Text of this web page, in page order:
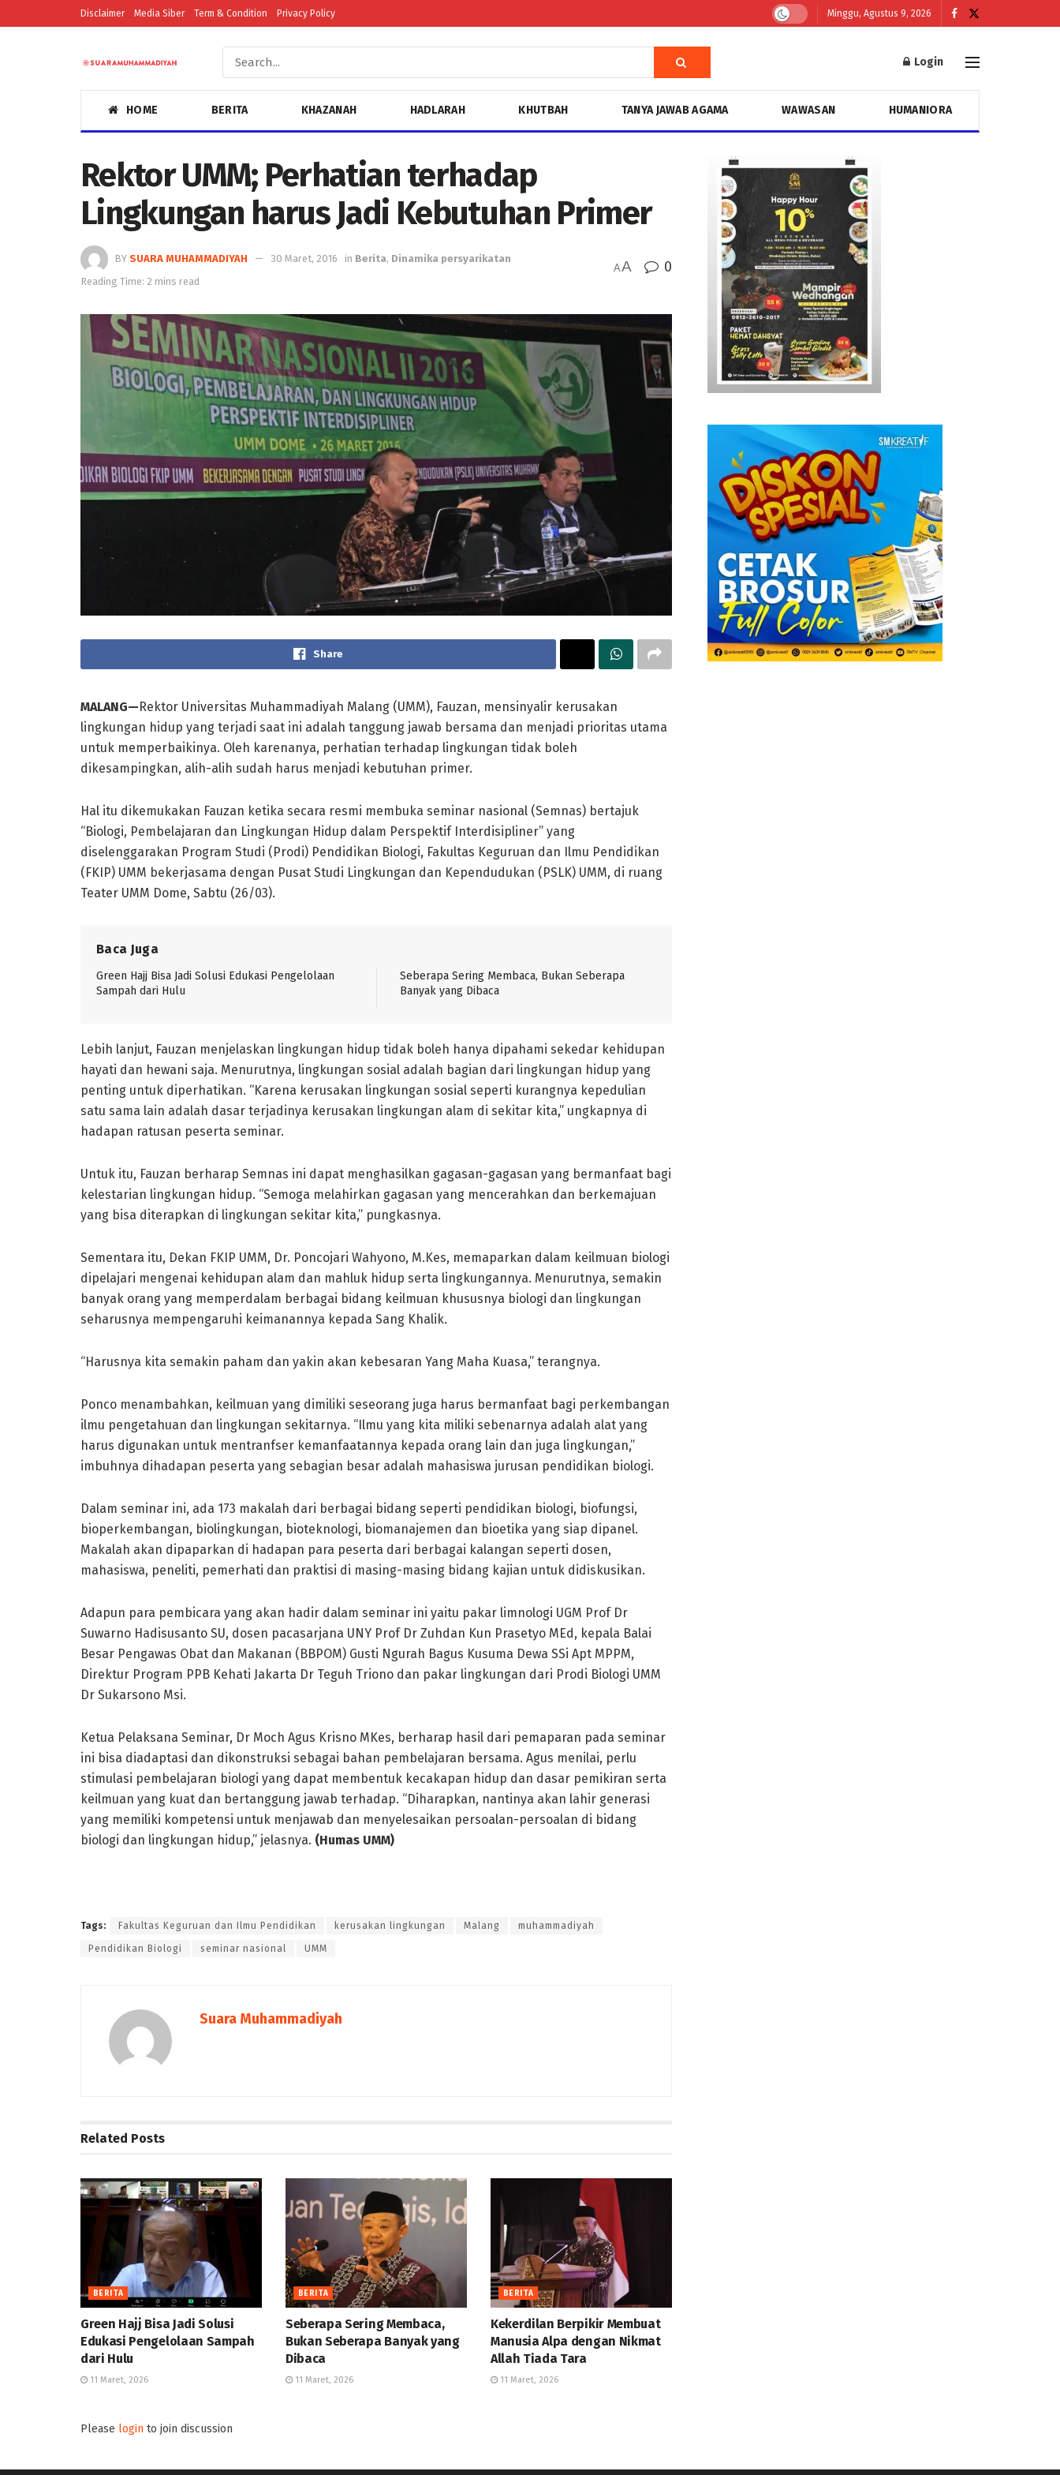
Disclaimer Media Siber Term & Condition Privacy Policy Minggu, Agustus 9, 2026
Login
HOME BERITA KHAZANAH HADLARAH KHUTBAH TANYA JAWAB AGAMA WAWASAN HUMANIORA
Rektor UMM; Perhatian terhadap
Lingkungan harus Jadi Kebutuhan Primer
BY SUARA MUHAMMADIYAH 30 Maret, 2016 in Berita, Dinamika persyarikatan
Reading Time: 2 mins read
AA 0
Share
MALANG—Rektor Universitas Muhammadiyah Malang (UMM), Fauzan, mensinyalir kerusakan
lingkungan hidup yang terjadi saat ini adalah tanggung jawab bersama dan menjadi prioritas utama
untuk memperbaikinya. Oleh karenanya, perhatian terhadap lingkungan tidak boleh
dikesampingkan, alih-alih sudah harus menjadi kebutuhan primer.
Hal itu dikemukakan Fauzan ketika secara resmi membuka seminar nasional (Semnas) bertajuk
“Biologi, Pembelajaran dan Lingkungan Hidup dalam Perspektif Interdisipliner” yang
diselenggarakan Program Studi (Prodi) Pendidikan Biologi, Fakultas Keguruan dan Ilmu Pendidikan
(FKIP) UMM bekerjasama dengan Pusat Studi Lingkungan dan Kependudukan (PSLK) UMM, di ruang
Teater UMM Dome, Sabtu (26/03).
Baca Juga
Green Hajj Bisa Jadi Solusi Edukasi Pengelolaan
Sampah dari Hulu
Seberapa Sering Membaca, Bukan Seberapa
Banyak yang Dibaca
Lebih lanjut, Fauzan menjelaskan lingkungan hidup tidak boleh hanya dipahami sekedar kehidupan
hayati dan hewani saja. Menurutnya, lingkungan sosial adalah bagian dari lingkungan hidup yang
penting untuk diperhatikan. “Karena kerusakan lingkungan sosial seperti kurangnya kepedulian
satu sama lain adalah dasar terjadinya kerusakan lingkungan alam di sekitar kita,” ungkapnya di
hadapan ratusan peserta seminar.
Untuk itu, Fauzan berharap Semnas ini dapat menghasilkan gagasan-gagasan yang bermanfaat bagi
kelestarian lingkungan hidup. “Semoga melahirkan gagasan yang mencerahkan dan berkemajuan
yang bisa diterapkan di lingkungan sekitar kita,” pungkasnya.
Sementara itu, Dekan FKIP UMM, Dr. Poncojari Wahyono, M.Kes, memaparkan dalam keilmuan biologi
dipelajari mengenai kehidupan alam dan mahluk hidup serta lingkungannya. Menurutnya, semakin
banyak orang yang memperdalam berbagai bidang keilmuan khususnya biologi dan lingkungan
seharusnya mempengaruhi keimanannya kepada Sang Khalik.
“Harusnya kita semakin paham dan yakin akan kebesaran Yang Maha Kuasa,” terangnya.
Ponco menambahkan, keilmuan yang dimiliki seseorang juga harus bermanfaat bagi perkembangan
ilmu pengetahuan dan lingkungan sekitarnya. “Ilmu yang kita miliki sebenarnya adalah alat yang
harus digunakan untuk mentranfser kemanfaatannya kepada orang lain dan juga lingkungan,”
imbuhnya dihadapan peserta yang sebagian besar adalah mahasiswa jurusan pendidikan biologi.
Dalam seminar ini, ada 173 makalah dari berbagai bidang seperti pendidikan biologi, biofungsi,
bioperkembangan, biolingkungan, bioteknologi, biomanajemen dan bioetika yang siap dipanel.
Makalah akan dipaparkan di hadapan para peserta dari berbagai kalangan seperti dosen,
mahasiswa, peneliti, pemerhati dan praktisi di masing-masing bidang kajian untuk didiskusikan.
Adapun para pembicara yang akan hadir dalam seminar ini yaitu pakar limnologi UGM Prof Dr
Suwarno Hadisusanto SU, dosen pacasarjana UNY Prof Dr Zuhdan Kun Prasetyo MEd, kepala Balai
Besar Pengawas Obat dan Makanan (BBPOM) Gusti Ngurah Bagus Kusuma Dewa SSi Apt MPPM,
Direktur Program PPB Kehati Jakarta Dr Teguh Triono dan pakar lingkungan dari Prodi Biologi UMM
Dr Sukarsono Msi.
Ketua Pelaksana Seminar, Dr Moch Agus Krisno MKes, berharap hasil dari pemaparan pada seminar
ini bisa diadaptasi dan dikonstruksi sebagai bahan pembelajaran bersama. Agus menilai, perlu
stimulasi pembelajaran biologi yang dapat membentuk kecakapan hidup dan dasar pemikiran serta
keilmuan yang kuat dan bertanggung jawab terhadap. “Diharapkan, nantinya akan lahir generasi
yang memiliki kompetensi untuk menjawab dan menyelesaikan persoalan-persoalan di bidang
biologi dan lingkungan hidup,” jelasnya. (Humas UMM)
Tags: Fakultas Keguruan dan Ilmu Pendidikan kerusakan lingkungan Malang muhammadiyah
Pendidikan Biologi seminar nasional UMM
Suara Muhammadiyah
Related Posts
BERITA
Green Hajj Bisa Jadi Solusi
Edukasi Pengelolaan Sampah
dari Hulu
11 Maret, 2026
BERITA
Seberapa Sering Membaca,
Bukan Seberapa Banyak yang
Dibaca
11 Maret, 2026
BERITA
Kekerdilan Berpikir Membuat
Manusia Alpa dengan Nikmat
Allah Tiada Tara
11 Maret, 2026
Please login to join discussion